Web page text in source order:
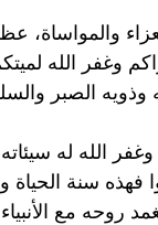
والمواساة،
وغفر الله
وذويه الصبر
الله له
فهذه سنة الحياة
روحه مع